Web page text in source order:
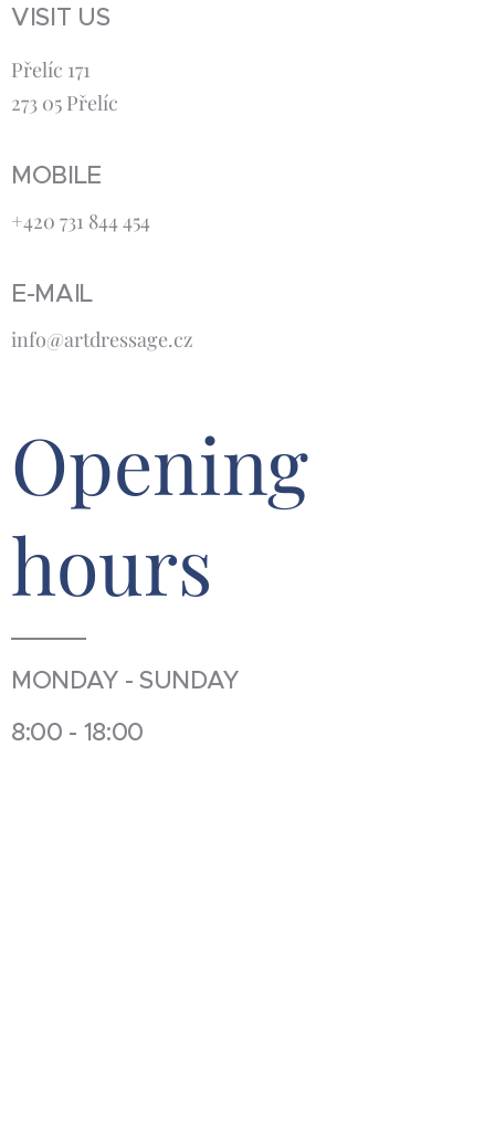
VISIT US
Přelíc 171
273 05 Přelíc
MOBILE
+420 731 844 454
E-MAIL
info@artdressage.cz
Opening
hours
MONDAY - SUNDAY
8:00 - 18:00